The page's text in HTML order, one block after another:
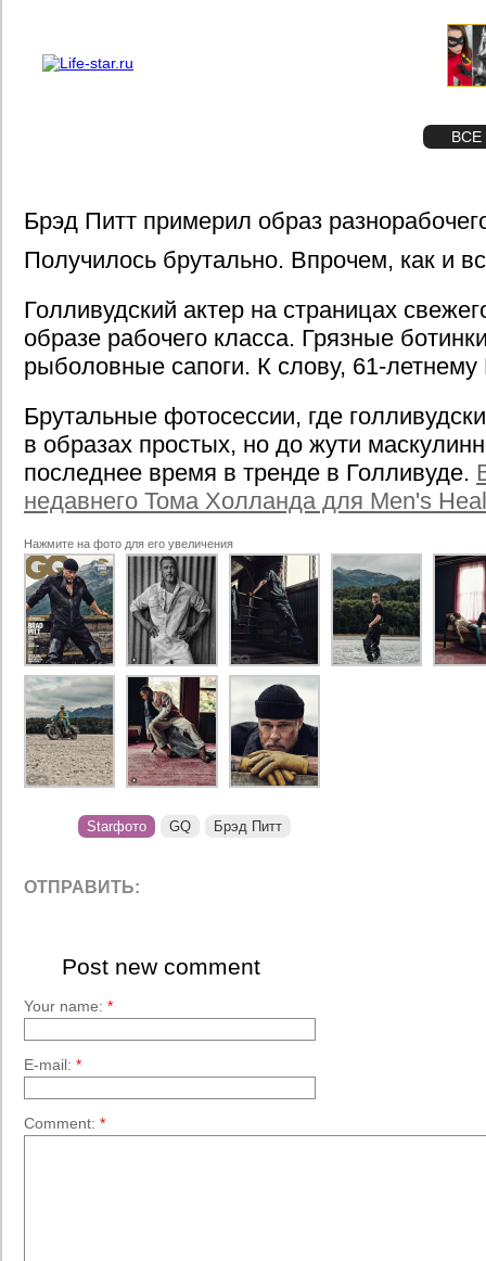
ВСЕ
Брэд Питт примерил образ
Получилось брутально. Впрочем, как и
Голливудский актер на страницах
образе рабочего класса. Грязные
рыболовные сапоги. К слову, 61-летнему
Брутальные фотосессии, где
в образах простых, но до жути
последнее время в тренде в Голливуде.
недавнего Тома Холланда для Men's
Нажмите на фото для его увеличения
Starфото GQ Брэд Питт
ОТПРАВИТЬ:
Post new comment
Your name: *
E-mail: *
Comment: *